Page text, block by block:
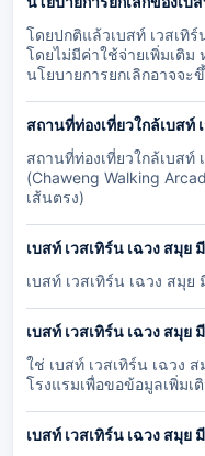
โดยปกติแล้วเบสท์ เวสเทิ
โดยไม่มีค่าใช้จ่ายเพิ่มเติม
นโยบายการยกเลิกอาจจะ
สถานที่ท่องเที่ยวใกล้เบสท์
สถานที่ท่องเที่ยวใกล้เบสท์
(Chaweng Walking
เส้นตรง)
เบสท์ เวสเทิร์น เฉวง สมุ
เบสท์ เวสเทิร์น เฉวง สมุ
เบสท์ เวสเทิร์น เฉวง สมุย
ใช่ เบสท์ เวสเทิร์น เฉวง
โรงแรมเพื่อขอข้อมูลเพิ่มเ
เบสท์ เวสเทิร์น เฉวง สมุย